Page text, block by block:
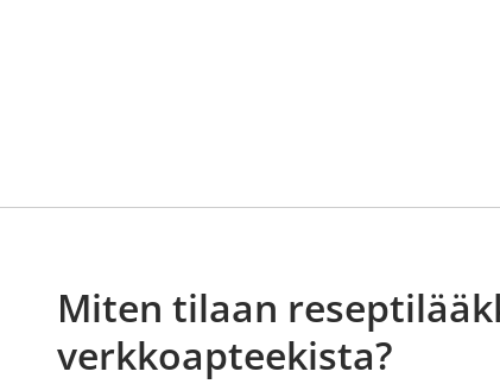
Miten tilaan
verkkoapteekista?